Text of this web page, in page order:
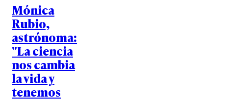
Mónica
Rubio,
astrónoma:
"La ciencia
nos cambia
la vida y
tenemos